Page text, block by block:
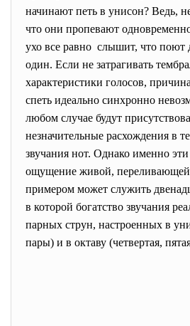
начинают петь в унисон? Ведь,
что они пропевают
ухо все равно слышит, что поют
один. Если не затрагивать
характеристики голосов,
спеть идеально синхронно
любом случае будут
незначительные расхождения в
звучания нот. Однако именно
ощущение живой,
примером может служить
в которой богатство звучания
парных струн, настроенных в
пары) и в октаву (четвертая,